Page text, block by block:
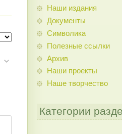
Наши издания
Документы
Символика
Полезные ссылки
Архив
Наши проекты
Наше творчество
Категории